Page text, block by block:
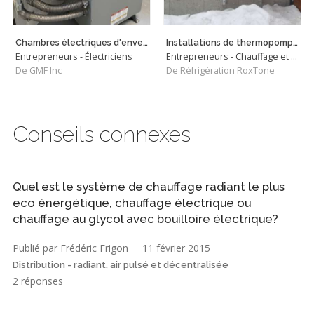
Chambres électriques d'envergures
Entrepreneurs - Électriciens
De GMF Inc
Installations de thermopompes murales et centrales
Entrepreneurs - Chauffage et Climatisation
De Réfrigération RoxTone
Conseils connexes
Quel est le système de chauffage radiant le plus
eco énergétique, chauffage électrique ou
chauffage au glycol avec bouilloire électrique?
Publié par Frédéric Frigon 11 février 2015
Distribution - radiant, air pulsé et décentralisée
2 réponses